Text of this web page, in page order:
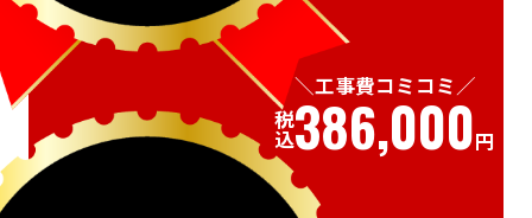
工事費コミコミ
税込386,000円